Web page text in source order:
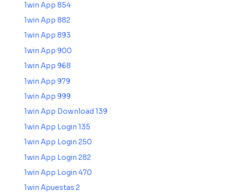
1win App 854
1win App 882
1win App 893
1win App 900
1win App 968
1win App 979
1win App 999
1win App Download 139
1win App Login 135
1win App Login 250
1win App Login 282
1win App Login 470
1win Apuestas 2